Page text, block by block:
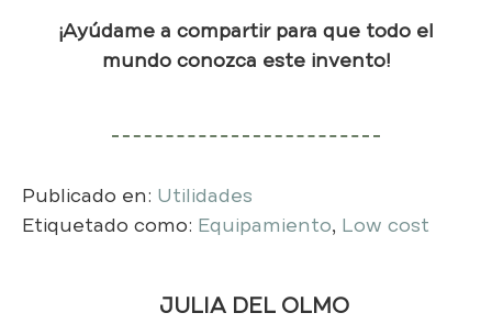
¡Ayúdame a compartir para que todo el
mundo conozca este invento!
Publicado en: Utilidades
Etiquetado como: Equipamiento, Low cost
JULIA DEL OLMO